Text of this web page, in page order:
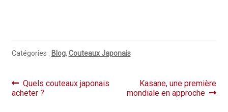
Catégories : Blog, Couteaux Japonais
Navigation
de
Article
précédent :
Quels couteaux japonais
acheter ?
Article
suivant :
Kasane, une première
mondiale en approche